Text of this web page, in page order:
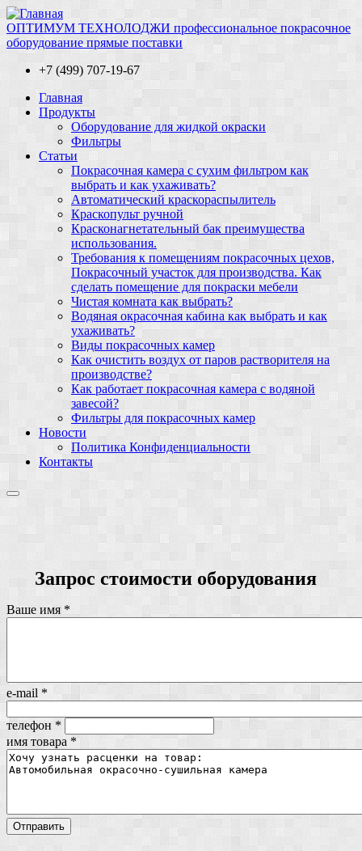
ОПТИМУМ ТЕХНОЛОДЖИ профессиональное покрасочное
оборудование прямые поставки
+7 (499) 707-19-67
Главная
Продукты
Оборудование для жидкой окраски
Фильтры
Статьи
Покрасочная камера с сухим фильтром как
выбрать и как ухаживать?
Автоматический краскораспылитель
Краскопульт ручной
Красконагнетательный бак преимущества
использования.
Требования к помещениям покрасочных цехов,
Покрасочный участок для производства. Как
сделать помещение для покраски мебели
Чистая комната как выбрать?
Водяная окрасочная кабина как выбрать и как
ухаживать?
Виды покрасочных камер
Как очистить воздух от паров растворителя на
производстве?
Как работает покрасочная камера с водяной
завесой?
Фильтры для покрасочных камер
Новости
Политика Конфиденциальности
Контакты
Запрос стоимости оборудования
Ваше имя *
e-mail *
телефон *
имя товара *